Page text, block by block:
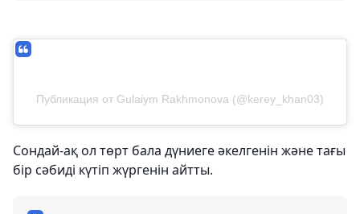
Публикация от Gulaiym Rakhmonova (@kerey_khan03)
Сондай-ақ ол төрт бала дүниеге әкелгенін және тағы
бір сәбиді күтіп жүргенін айтты.